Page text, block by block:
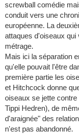
screwball comédie
conduit vers une
européenne. La
attaques d'oiseaux qui
métrage.
Mais ici la séparation
qu'elle pouvait l'être
première partie les
et Hitchcock donne
oiseaux se jette
Tippi Hedren), de
d'araignée" des
n'est pas abandonné.